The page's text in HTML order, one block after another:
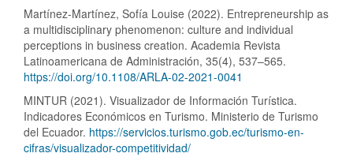
Martínez-Martínez, Sofía Louise (2022). Entrepreneurship as
a multidisciplinary phenomenon: culture and individual
perceptions in business creation. Academia Revista
Latinoamericana de Administración, 35(4), 537–565.
https://doi.org/10.1108/ARLA-02-2021-0041
MINTUR (2021). Visualizador de Información Turística.
Indicadores Económicos en Turismo. Ministerio de Turismo
del Ecuador. https://servicios.turismo.gob.ec/turismo-en-
cifras/visualizador-competitividad/